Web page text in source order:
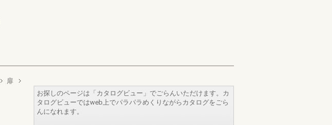
扉
お探しのページは「カタログビュー」でごらんいただけます。カ
タログビューではweb上でパラパラめくりながらカタログをごら
んになれます。